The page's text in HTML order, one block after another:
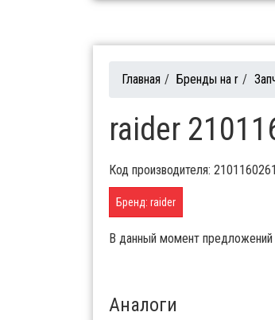
Главная / Бренды на r /
raider
Код производителя:
Бренд: raider
В данный момент предложений
Аналоги